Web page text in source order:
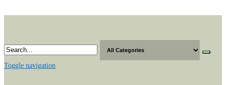
content
Toggle navigation